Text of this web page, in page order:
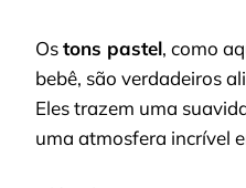
Ostons pastel, como
bebê, são verdadeiros
Eles trazem uma
uma atmosfera incrível